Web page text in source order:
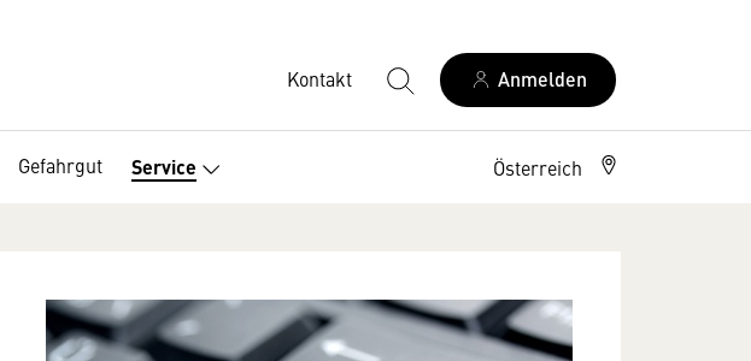
Kontakt Anmelden
Gefahrgut Service Österreich